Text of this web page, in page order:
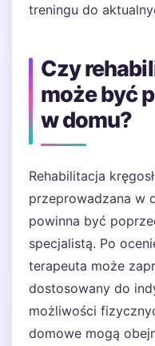
treningu do
Czy
może być
w domu?
Rehabilitacja
przeprowadzana w
powinna być
specjalistą. Po
terapeuta może
dostosowany do
możliwości
domowe mogą